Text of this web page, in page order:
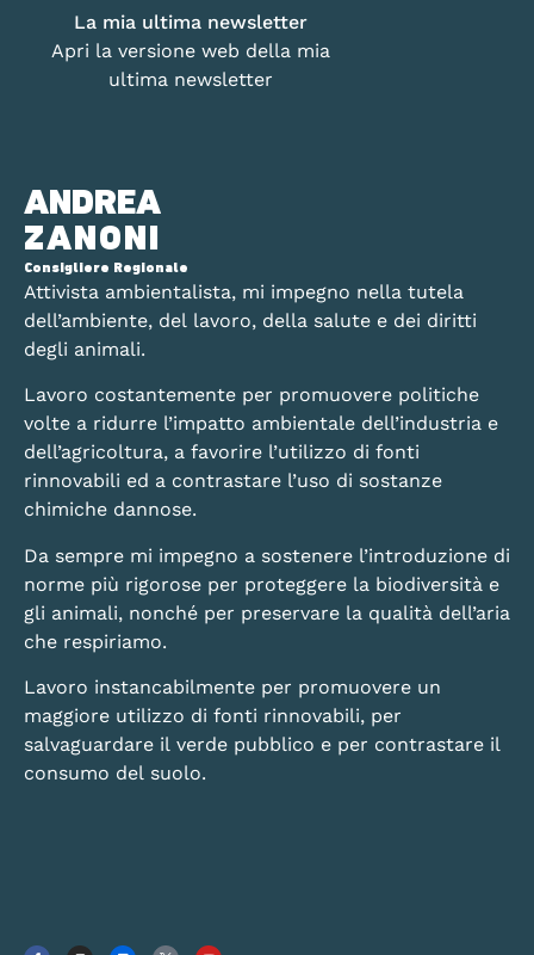
ANDREA
ZANONI
Consigliere Regionale
Attivista ambientalista, mi impegno nella tutela
dell’ambiente, del lavoro, della salute e dei diritti
degli animali.
Lavoro costantemente per promuovere politiche
volte a ridurre l’impatto ambientale dell’industria e
dell’agricoltura, a favorire l’utilizzo di fonti
rinnovabili ed a contrastare l’uso di sostanze
chimiche dannose.
Da sempre mi impegno a sostenere l’introduzione di
norme più rigorose per proteggere la biodiversità e
gli animali, nonché per preservare la qualità dell’aria
che respiriamo.
Lavoro instancabilmente per promuovere un
maggiore utilizzo di fonti rinnovabili, per
salvaguardare il verde pubblico e per contrastare il
consumo del suolo.
La mia ultima newsletter
Apri la versione web della mia
ultima newsletter